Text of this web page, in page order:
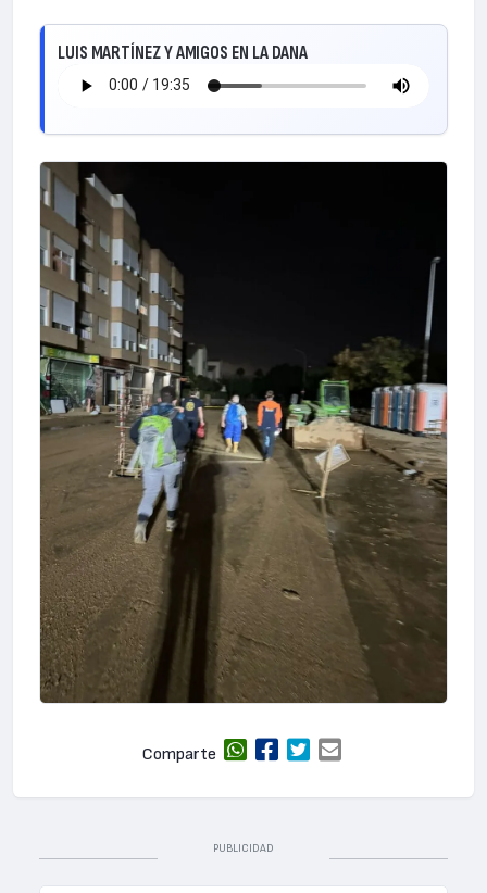
LUIS MARTÍNEZ Y AMIGOS EN LA DANA
Comparte
PUBLICIDAD